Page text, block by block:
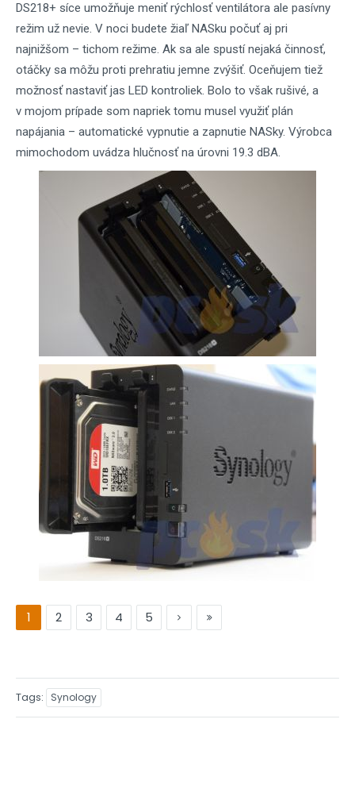
DS218+ síce umožňuje meniť rýchlosť ventilátora ale pasívny
režim už nevie. V noci budete žiaľ NASku počuť aj pri
najnižšom – tichom režime. Ak sa ale spustí nejaká činnosť,
otáčky sa môžu proti prehratiu jemne zvýšiť. Oceňujem tiež
možnosť nastaviť jas LED kontroliek. Bolo to však rušivé, a
v mojom prípade som napriek tomu musel využiť plán
napájania – automatické vypnutie a zapnutie NASky. Výrobca
mimochodom uvádza hlučnosť na úrovni 19.3 dBA.
1 2 3 4 5
Tags Synology